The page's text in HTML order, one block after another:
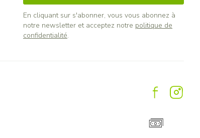
En cliquant sur s'abonner, vous vous abonnez à
notre newsletter et acceptez notre politique de
confidentialité.